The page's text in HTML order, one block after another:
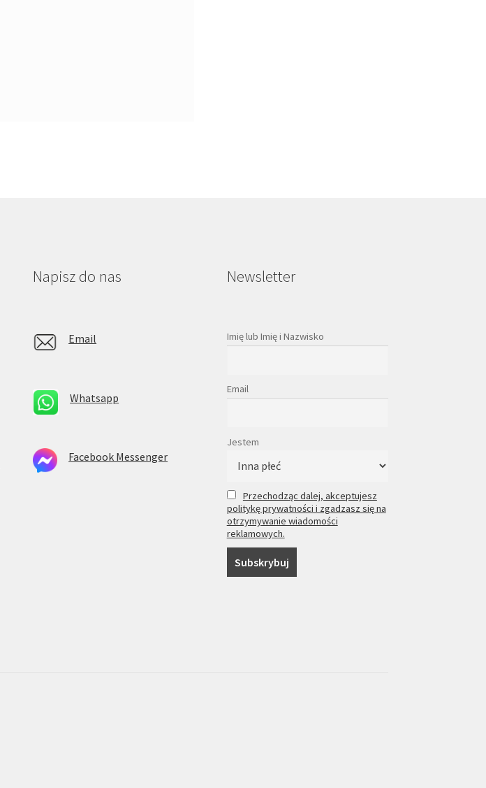
Napisz do nas
Email
Whatsapp
Facebook Messenger
Newsletter
Imię lub Imię i Nazwisko
Email
Jestem
Przechodząc dalej, akceptujesz
politykę prywatności i zgadzasz się na
otrzymywanie wiadomości
reklamowych.